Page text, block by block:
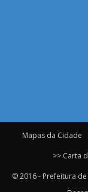
Mapas da Cidade
>> Carta
© 2016 - Prefeitura de